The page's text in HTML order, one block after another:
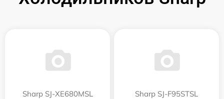
Sharp SJ-XE680MSL Sharp SJ-F95STSL